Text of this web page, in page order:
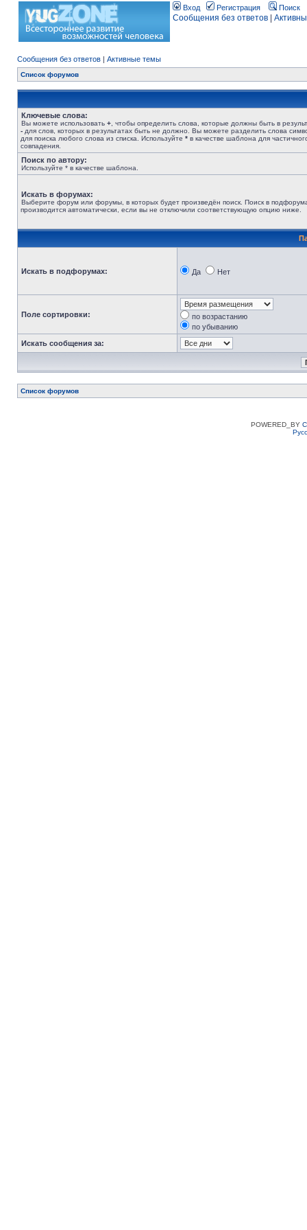
Вход Регистрация Поиск
Сообщения без ответов
Сообщения без ответов | Активные темы
Список форумов
Ключевые слова:
Вы можете использовать + , чтобы определить слова, которые должны быть в
- для слов, которых в результатах быть не должно. Вы можете разделить слова
для поиска любого слова из списка. Используйте * в качестве шаблона для
совпадения.
Поиск по автору:
Используйте * в качестве шаблона.
Искать в форумах:
Выберите форум или форумы, в которых будет произведён поиск. Поиск в
производится автоматически, если вы не отключили соответствующую опцию ниже.
Искать в подфорумах: Да Нет
Поле сортировки:
по возрастанию
по убыванию
Искать сообщения за:
Список форумов
POWERED_BY